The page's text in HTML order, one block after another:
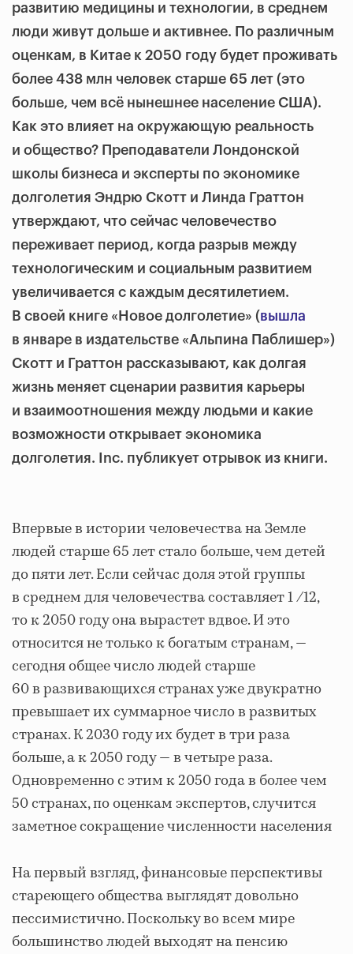
развитию медицины и технологии, в среднем
люди живут дольше и активнее. По различным
оценкам, в Китае к 2050 году будет проживать
более 438 млн человек старше 65 лет (это
больше, чем всё нынешнее население США).
Как это влияет на окружающую реальность
и общество? Преподаватели Лондонской
школы бизнеса и эксперты по экономике
долголетия Эндрю Скотт и Линда Граттон
утверждают, что сейчас человечество
переживает период, когда разрыв между
технологическим и социальным развитием
увеличивается с каждым десятилетием.
В своей книге «Новое долголетие» (вышла
в январе в издательстве «Альпина Паблишер»)
Скотт и Граттон рассказывают, как долгая
жизнь меняет сценарии развития карьеры
и взаимоотношения между людьми и какие
возможности открывает экономика
долголетия. Inc. публикует отрывок из книги.
Впервые в истории человечества на Земле
людей старше 65 лет стало больше, чем детей
до пяти лет. Если сейчас доля этой группы
в среднем для человечества составляет 1 ⁄12,
то к 2050 году она вырастет вдвое. И это
относится не только к богатым странам, —
сегодня общее число людей старше
60 в развивающихся странах уже двукратно
превышает их суммарное число в развитых
странах. К 2030 году их будет в три раза
больше, а к 2050 году — в четыре раза.
Одновременно с этим к 2050 года в более чем
50 странах, по оценкам экспертов, случится
заметное сокращение численности населения
На первый взгляд, финансовые перспективы
стареющего общества выглядят довольно
пессимистично. Поскольку во всем мире
большинство людей выходят на пенсию